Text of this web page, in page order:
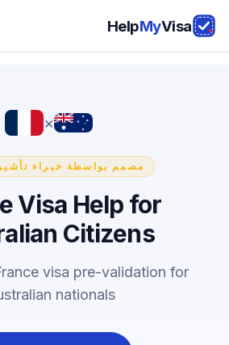
HelpMyVisa
×
مصمم بواسطة خبراء
Visa Help for
Citizens
visa pre-validation for
nationals.